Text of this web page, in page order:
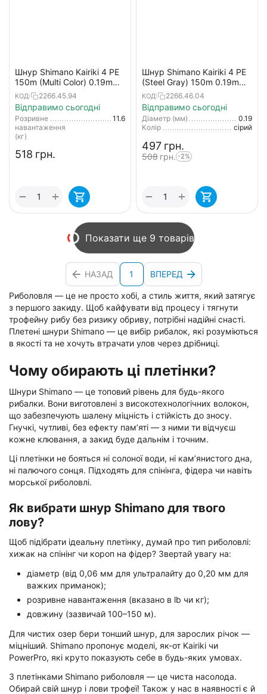
Шнур Shimano Kairiki 4 PE
150m (Multi Color) 0.19mm
11.6kg
КОД: 2266.45.94
Відправимо сьогодні
Розривне
навантаження
(кг)
11.6
‍518‍ грн.
+
−
Шнур Shimano Kairiki 4 PE
(Steel Gray) 150m 0.19mm
11.6kg
КОД: 2266.46.04
Відправимо сьогодні
Діаметр (мм)
0.19
Колір
сірий
‍497‍ грн.
‍508‍ грн. -2%
+
−
Показати ще 9 товарів
НАЗАД 1 ВПЕРЕД
Риболовля — це не просто хобі, а стиль життя, який затягує
з першого закиду. Щоб кайфувати від процесу і тягнути
трофейну рибу без ризику обриву, потрібні надійні снасті.
Плетені шнури Shimano — це вибір рибалок, які розуміються
в якості та не хочуть втрачати улов через дрібниці.
Чому обирають ці плетінки?
Шнури Shimano — це топовий рівень для будь-якого
рибалки. Вони виготовлені з високотехнологічних волокон,
що забезпечують шалену міцність і стійкість до зносу.
Гнучкі, чутливі, без ефекту пам’яті — з ними ти відчуєш
кожне клювання, а закид буде дальнім і точним.
Ці плетінки не бояться ні солоної води, ні кам’янистого дна,
ні палючого сонця. Підходять для спінінга, фідера чи навіть
морської риболовлі.
Як вибрати шнур Shimano для твого
лову?
Щоб підібрати ідеальну плетінку, думай про тип риболовлі:
хижак на спінінг чи короп на фідер? Звертай увагу на:
діаметр (від 0,06 мм для ультралайту до 0,20 мм для
важких приманок);
розривне навантаження (вказано в lb чи кг);
довжину (зазвичай 100–150 м).
Для чистих озер бери тонший шнур, для зарослих річок —
міцніший. Shimano пропонує моделі, як-от Kairiki чи
PowerPro, які круто показують себе в будь-яких умовах.
З плетінками Shimano риболовля — це чиста насолода.
Обирай свій шнур і лови трофеї! Також у нас в наявності є й